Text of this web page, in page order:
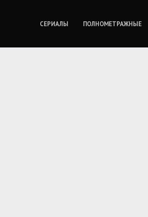
СЕРИАЛЫ ПОЛНОМЕТРАЖНЫЕ